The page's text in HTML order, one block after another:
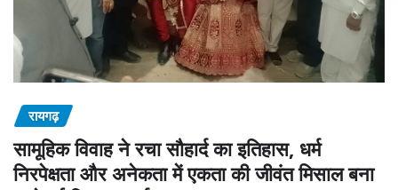
रायगढ़
सामूहिक विवाह ने रचा सौहार्द का इतिहास, धर्म
निरपेक्षता और अनेकता में एकता की जीवंत मिसाल बना